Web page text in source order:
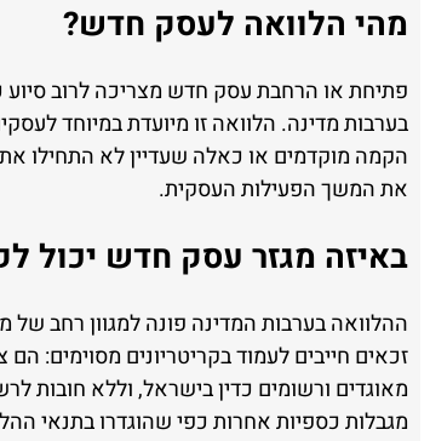
מהי הלוואה לעסק חדש?
פתיחת או הרחבת עסק חדש מצריכה לרוב סיוע
בערבות מדינה. הלוואה זו מיועדת במיוחד
הקמה מוקדמים או כאלה שעדיין לא התחילו
את המשך הפעילות העסקית.
באיזה מגזר עסק חדש יכול
ההלוואה בערבות המדינה פונה למגוון רחב של
מאוגדים ורשומים כדין בישראל, וללא חובות
מגבלות כספיות אחרות כפי שהוגדרו בתנאי